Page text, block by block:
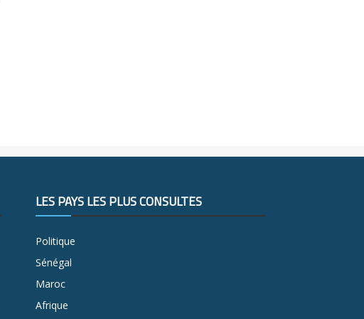
LES PAYS LES PLUS CONSULTÉS
Politique
Sénégal
Maroc
Afrique